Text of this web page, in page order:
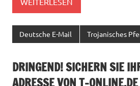
Deutsche E-Mail Trojanisches
DRINGEND! SICHERN SIE
ADRESSE VON T-ONLINE.DE